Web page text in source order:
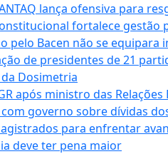
lança ofensiva para
fortalece gestão
pelo Bacen não se
de presidentes de 21
da Dosimetria
após ministro das
governo sobre dívidas
para enfrentar
deve ter pena maior